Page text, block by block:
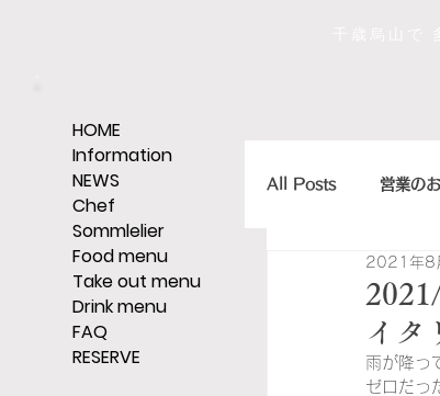
HOME
Information
NEWS
Chef
Sommlelier
Food menu
Take out menu
Drink menu
FAQ
RESERVE
All Posts 営業の
店主のひとくちエ
ｼｪﾘｰ,ｸﾞﾗｯﾊﾟ,ｳｨｽｷｰ
イタ
2021年8
雨が降っ
ゼロだっ